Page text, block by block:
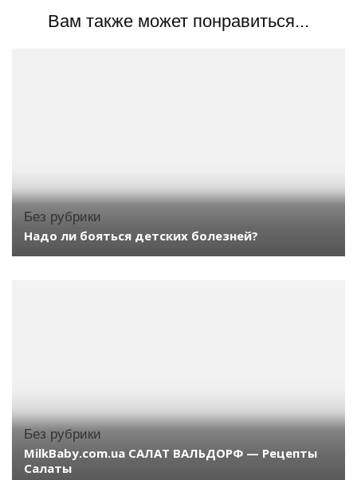
Вам также может понравиться...
Без рубрики
Надо ли бояться детских болезней?
Без рубрики
MilkBaby.com.ua САЛАТ ВАЛЬДОРФ — Рецепты
Салаты